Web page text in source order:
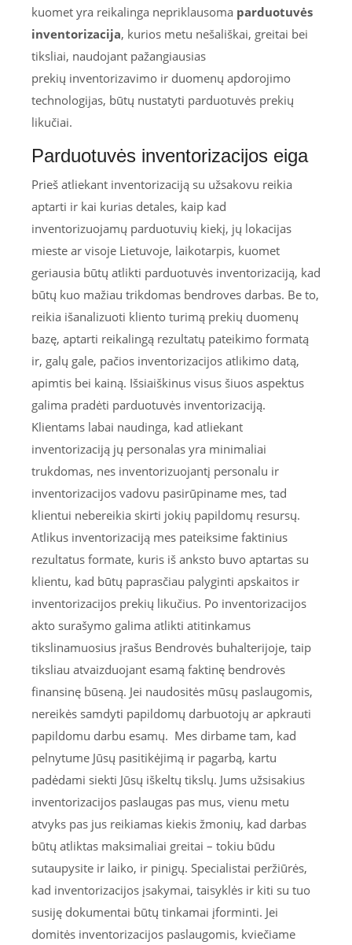
kuomet yra reikalinga nepriklausoma parduotuvės
inventorizacija, kurios metu nešališkai, greitai bei
tiksliai, naudojant pažangiausias
prekių inventorizavimo ir duomenų apdorojimo
technologijas, būtų nustatyti parduotuvės prekių
likučiai.
Parduotuvės inventorizacijos eiga
Prieš atliekant inventorizaciją su užsakovu reikia
aptarti ir kai kurias detales, kaip kad
inventorizuojamų parduotuvių kiekį, jų lokacijas
mieste ar visoje Lietuvoje, laikotarpis, kuomet
geriausia būtų atlikti parduotuvės inventorizaciją, kad
būtų kuo mažiau trikdomas bendroves darbas. Be to,
reikia išanalizuoti kliento turimą prekių duomenų
bazę, aptarti reikalingą rezultatų pateikimo formatą
ir, galų gale, pačios inventorizacijos atlikimo datą,
apimtis bei kainą. Išsiaiškinus visus šiuos aspektus
galima pradėti parduotuvės inventorizaciją.
Klientams labai naudinga, kad atliekant
inventorizaciją jų personalas yra minimaliai
trukdomas, nes inventorizuojantį personalu ir
inventorizacijos vadovu pasirūpiname mes, tad
klientui nebereikia skirti jokių papildomų resursų.
Atlikus inventorizaciją mes pateiksime faktinius
rezultatus formate, kuris iš anksto buvo aptartas su
klientu, kad būtų paprasčiau palyginti apskaitos ir
inventorizacijos prekių likučius. Po inventorizacijos
akto surašymo galima atlikti atitinkamus
tikslinamuosius įrašus Bendrovės buhalterijoje, taip
tiksliau atvaizduojant esamą faktinę bendrovės
finansinę būseną. Jei naudositės mūsų paslaugomis,
nereikės samdyti papildomų darbuotojų ar apkrauti
papildomu darbu esamų. Mes dirbame tam, kad
pelnytume Jūsų pasitikėjimą ir pagarbą, kartu
padėdami siekti Jūsų iškeltų tikslų. Jums užsisakius
inventorizacijos paslaugas pas mus, vienu metu
atvyks pas jus reikiamas kiekis žmonių, kad darbas
būtų atliktas maksimaliai greitai – tokiu būdu
sutaupysite ir laiko, ir pinigų. Specialistai peržiūrės,
kad inventorizacijos įsakymai, taisyklės ir kiti su tuo
susiję dokumentai būtų tinkamai įforminti. Jei
domitės inventorizacijos paslaugomis, kviečiame